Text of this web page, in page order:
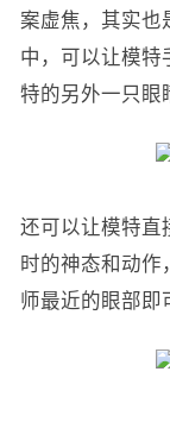
案虚焦，其实也
中，可以让模特
特的另外一只眼
还可以让模特直
时的神态和动作
师最近的眼部即